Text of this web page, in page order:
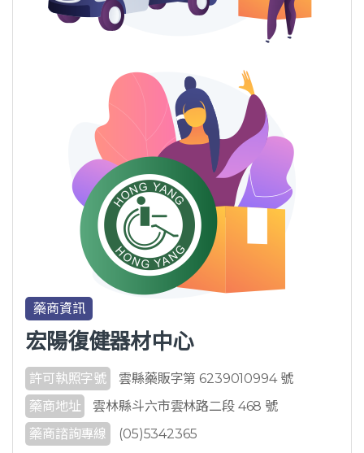
藥商資訊
宏陽復健器材中心
許可執照字號
雲縣藥販字第 6239010994 號
藥商地址
雲林縣斗六市雲林路二段 468 號
藥商諮詢專線
(05)5342365